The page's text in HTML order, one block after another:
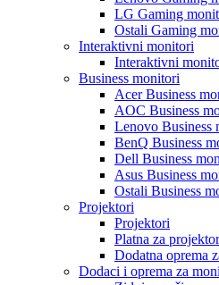
LG Gaming
Ostali Gaming
Interaktivni monitori
Interaktivni
Business monitori
Acer Business
AOC Business
Lenovo Business
BenQ Business
Dell Business
Asus Business
Ostali Business
Projektori
Projektori
Platna za
Dodatna oprema
Dodaci i oprema za